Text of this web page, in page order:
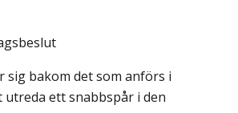
sig bakom det som anförs i
ett snabbspår i den